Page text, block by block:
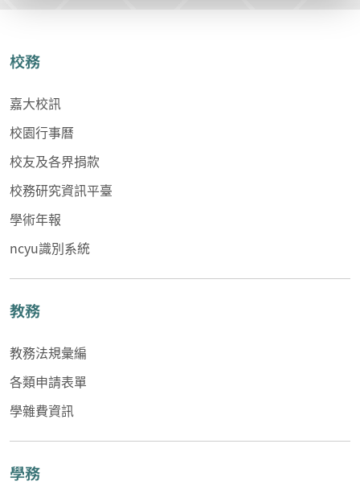
校務
嘉大校訊
校園行事曆
校友及各界捐款
校務研究資訊平臺
學術年報
ncyu識別系統
教務
教務法規彙編
各類申請表單
學雜費資訊
學務